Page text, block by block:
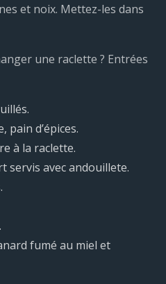
et noix. Mettez-les dans
une raclette ? Entrées
pain d’épices.
à la raclette.
servis avec andouillete.
fumé au miel et